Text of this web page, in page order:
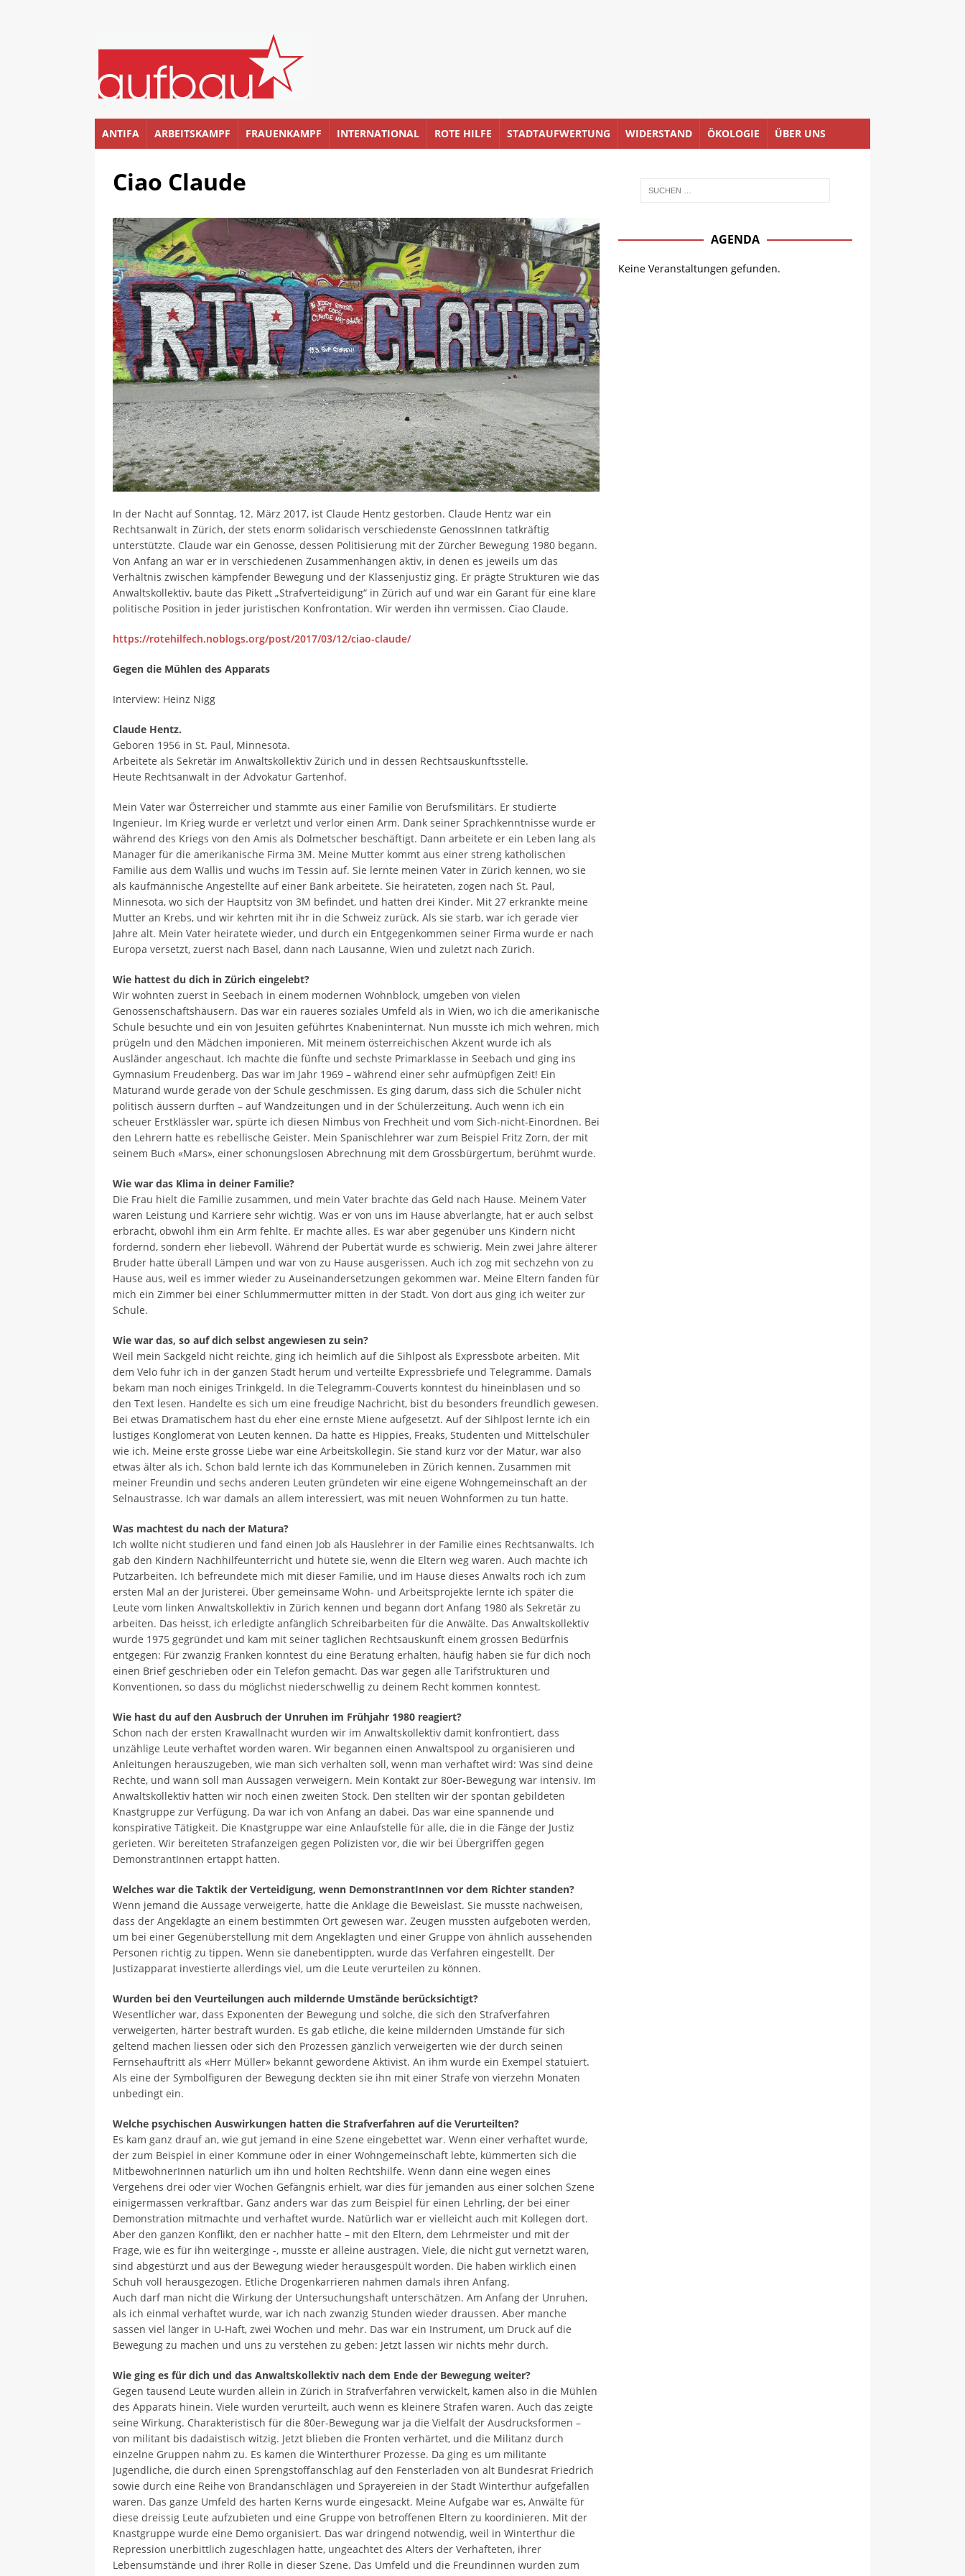
ANTIFA ARBEITSKAMPF FRAUENKAMPF INTERNATIONAL ROTE HILFE STADTAUFWERTUNG WIDERSTAND ÖKOLOGIE ÜBER UNS
Ciao Claude
In der Nacht auf Sonntag, 12. März 2017, ist Claude Hentz gestorben. Claude Hentz war ein
Rechtsanwalt in Zürich, der stets enorm solidarisch verschiedenste GenossInnen tatkräftig
unterstützte. Claude war ein Genosse, dessen Politisierung mit der Zürcher Bewegung 1980 begann.
Von Anfang an war er in verschiedenen Zusammenhängen aktiv, in denen es jeweils um das
Verhältnis zwischen kämpfender Bewegung und der Klassenjustiz ging. Er prägte Strukturen wie das
Anwaltskollektiv, baute das Pikett „Strafverteidigung“ in Zürich auf und war ein Garant für eine klare
politische Position in jeder juristischen Konfrontation. Wir werden ihn vermissen. Ciao Claude.
https://rotehilfech.noblogs.org/post/2017/03/12/ciao-claude/
Gegen die Mühlen des Apparats
Interview: Heinz Nigg
Claude Hentz.
Geboren 1956 in St. Paul, Minnesota.
Arbeitete als Sekretär im Anwaltskollektiv Zürich und in dessen Rechtsauskunftsstelle.
Heute Rechtsanwalt in der Advokatur Gartenhof.
Mein Vater war Österreicher und stammte aus einer Familie von Berufsmilitärs. Er studierte
Ingenieur. Im Krieg wurde er verletzt und verlor einen Arm. Dank seiner Sprachkenntnisse wurde er
während des Kriegs von den Amis als Dolmetscher beschäftigt. Dann arbeitete er ein Leben lang als
Manager für die amerikanische Firma 3M. Meine Mutter kommt aus einer streng katholischen
Familie aus dem Wallis und wuchs im Tessin auf. Sie lernte meinen Vater in Zürich kennen, wo sie
als kaufmännische Angestellte auf einer Bank arbeitete. Sie heirateten, zogen nach St. Paul,
Minnesota, wo sich der Hauptsitz von 3M befindet, und hatten drei Kinder. Mit 27 erkrankte meine
Mutter an Krebs, und wir kehrten mit ihr in die Schweiz zurück. Als sie starb, war ich gerade vier
Jahre alt. Mein Vater heiratete wieder, und durch ein Entgegenkommen seiner Firma wurde er nach
Europa versetzt, zuerst nach Basel, dann nach Lausanne, Wien und zuletzt nach Zürich.
Wie hattest du dich in Zürich eingelebt?
Wir wohnten zuerst in Seebach in einem modernen Wohnblock, umgeben von vielen
Genossenschaftshäusern. Das war ein raueres soziales Umfeld als in Wien, wo ich die amerikanische
Schule besuchte und ein von Jesuiten geführtes Knabeninternat. Nun musste ich mich wehren, mich
prügeln und den Mädchen imponieren. Mit meinem österreichischen Akzent wurde ich als
Ausländer angeschaut. Ich machte die fünfte und sechste Primarklasse in Seebach und ging ins
Gymnasium Freudenberg. Das war im Jahr 1969 – während einer sehr aufmüpfigen Zeit! Ein
Maturand wurde gerade von der Schule geschmissen. Es ging darum, dass sich die Schüler nicht
politisch äussern durften – auf Wandzeitungen und in der Schülerzeitung. Auch wenn ich ein
scheuer Erstklässler war, spürte ich diesen Nimbus von Frechheit und vom Sich-nicht-Einordnen. Bei
den Lehrern hatte es rebellische Geister. Mein Spanischlehrer war zum Beispiel Fritz Zorn, der mit
seinem Buch «Mars», einer schonungslosen Abrechnung mit dem Grossbürgertum, berühmt wurde.
Wie war das Klima in deiner Familie?
Die Frau hielt die Familie zusammen, und mein Vater brachte das Geld nach Hause. Meinem Vater
waren Leistung und Karriere sehr wichtig. Was er von uns im Hause abverlangte, hat er auch selbst
erbracht, obwohl ihm ein Arm fehlte. Er machte alles. Es war aber gegenüber uns Kindern nicht
fordernd, sondern eher liebevoll. Während der Pubertät wurde es schwierig. Mein zwei Jahre älterer
Bruder hatte überall Lämpen und war von zu Hause ausgerissen. Auch ich zog mit sechzehn von zu
Hause aus, weil es immer wieder zu Auseinandersetzungen gekommen war. Meine Eltern fanden für
mich ein Zimmer bei einer Schlummermutter mitten in der Stadt. Von dort aus ging ich weiter zur
Schule.
Wie war das, so auf dich selbst angewiesen zu sein?
Weil mein Sackgeld nicht reichte, ging ich heimlich auf die Sihlpost als Expressbote arbeiten. Mit
dem Velo fuhr ich in der ganzen Stadt herum und verteilte Expressbriefe und Telegramme. Damals
bekam man noch einiges Trinkgeld. In die Telegramm-Couverts konntest du hineinblasen und so
den Text lesen. Handelte es sich um eine freudige Nachricht, bist du besonders freundlich gewesen.
Bei etwas Dramatischem hast du eher eine ernste Miene aufgesetzt. Auf der Sihlpost lernte ich ein
lustiges Konglomerat von Leuten kennen. Da hatte es Hippies, Freaks, Studenten und Mittelschüler
wie ich. Meine erste grosse Liebe war eine Arbeitskollegin. Sie stand kurz vor der Matur, war also
etwas älter als ich. Schon bald lernte ich das Kommuneleben in Zürich kennen. Zusammen mit
meiner Freundin und sechs anderen Leuten gründeten wir eine eigene Wohngemeinschaft an der
Selnaustrasse. Ich war damals an allem interessiert, was mit neuen Wohnformen zu tun hatte.
Was machtest du nach der Matura?
Ich wollte nicht studieren und fand einen Job als Hauslehrer in der Familie eines Rechtsanwalts. Ich
gab den Kindern Nachhilfeunterricht und hütete sie, wenn die Eltern weg waren. Auch machte ich
Putzarbeiten. Ich befreundete mich mit dieser Familie, und im Hause dieses Anwalts roch ich zum
ersten Mal an der Juristerei. Über gemeinsame Wohn- und Arbeitsprojekte lernte ich später die
Leute vom linken Anwaltskollektiv in Zürich kennen und begann dort Anfang 1980 als Sekretär zu
arbeiten. Das heisst, ich erledigte anfänglich Schreibarbeiten für die Anwälte. Das Anwaltskollektiv
wurde 1975 gegründet und kam mit seiner täglichen Rechtsauskunft einem grossen Bedürfnis
entgegen: Für zwanzig Franken konntest du eine Beratung erhalten, häufig haben sie für dich noch
einen Brief geschrieben oder ein Telefon gemacht. Das war gegen alle Tarifstrukturen und
Konventionen, so dass du möglichst niederschwellig zu deinem Recht kommen konntest.
Wie hast du auf den Ausbruch der Unruhen im Frühjahr 1980 reagiert?
Schon nach der ersten Krawallnacht wurden wir im Anwaltskollektiv damit konfrontiert, dass
unzählige Leute verhaftet worden waren. Wir begannen einen Anwaltspool zu organisieren und
Anleitungen herauszugeben, wie man sich verhalten soll, wenn man verhaftet wird: Was sind deine
Rechte, und wann soll man Aussagen verweigern. Mein Kontakt zur 80er-Bewegung war intensiv. Im
Anwaltskollektiv hatten wir noch einen zweiten Stock. Den stellten wir der spontan gebildeten
Knastgruppe zur Verfügung. Da war ich von Anfang an dabei. Das war eine spannende und
konspirative Tätigkeit. Die Knastgruppe war eine Anlaufstelle für alle, die in die Fänge der Justiz
gerieten. Wir bereiteten Strafanzeigen gegen Polizisten vor, die wir bei Übergriffen gegen
DemonstrantInnen ertappt hatten.
Welches war die Taktik der Verteidigung, wenn DemonstrantInnen vor dem Richter standen?
Wenn jemand die Aussage verweigerte, hatte die Anklage die Beweislast. Sie musste nachweisen,
dass der Angeklagte an einem bestimmten Ort gewesen war. Zeugen mussten aufgeboten werden,
um bei einer Gegenüberstellung mit dem Angeklagten und einer Gruppe von ähnlich aussehenden
Personen richtig zu tippen. Wenn sie danebentippten, wurde das Verfahren eingestellt. Der
Justizapparat investierte allerdings viel, um die Leute verurteilen zu können.
Wurden bei den Veurteilungen auch mildernde Umstände berücksichtigt?
Wesentlicher war, dass Exponenten der Bewegung und solche, die sich den Strafverfahren
verweigerten, härter bestraft wurden. Es gab etliche, die keine mildernden Umstände für sich
geltend machen liessen oder sich den Prozessen gänzlich verweigerten wie der durch seinen
Fernsehauftritt als «Herr Müller» bekannt gewordene Aktivist. An ihm wurde ein Exempel statuiert.
Als eine der Symbolfiguren der Bewegung deckten sie ihn mit einer Strafe von vierzehn Monaten
unbedingt ein.
Welche psychischen Auswirkungen hatten die Strafverfahren auf die Verurteilten?
Es kam ganz drauf an, wie gut jemand in eine Szene eingebettet war. Wenn einer verhaftet wurde,
der zum Beispiel in einer Kommune oder in einer Wohngemeinschaft lebte, kümmerten sich die
MitbewohnerInnen natürlich um ihn und holten Rechtshilfe. Wenn dann eine wegen eines
Vergehens drei oder vier Wochen Gefängnis erhielt, war dies für jemanden aus einer solchen Szene
einigermassen verkraftbar. Ganz anders war das zum Beispiel für einen Lehrling, der bei einer
Demonstration mitmachte und verhaftet wurde. Natürlich war er vielleicht auch mit Kollegen dort.
Aber den ganzen Konflikt, den er nachher hatte – mit den Eltern, dem Lehrmeister und mit der
Frage, wie es für ihn weiterginge -, musste er alleine austragen. Viele, die nicht gut vernetzt waren,
sind abgestürzt und aus der Bewegung wieder herausgespült worden. Die haben wirklich einen
Schuh voll herausgezogen. Etliche Drogenkarrieren nahmen damals ihren Anfang.
Auch darf man nicht die Wirkung der Untersuchungshaft unterschätzen. Am Anfang der Unruhen,
als ich einmal verhaftet wurde, war ich nach zwanzig Stunden wieder draussen. Aber manche
sassen viel länger in U-Haft, zwei Wochen und mehr. Das war ein Instrument, um Druck auf die
Bewegung zu machen und uns zu verstehen zu geben: Jetzt lassen wir nichts mehr durch.
Wie ging es für dich und das Anwaltskollektiv nach dem Ende der Bewegung weiter?
Gegen tausend Leute wurden allein in Zürich in Strafverfahren verwickelt, kamen also in die Mühlen
des Apparats hinein. Viele wurden verurteilt, auch wenn es kleinere Strafen waren. Auch das zeigte
seine Wirkung. Charakteristisch für die 80er-Bewegung war ja die Vielfalt der Ausdrucksformen –
von militant bis dadaistisch witzig. Jetzt blieben die Fronten verhärtet, und die Militanz durch
einzelne Gruppen nahm zu. Es kamen die Winterthurer Prozesse. Da ging es um militante
Jugendliche, die durch einen Sprengstoffanschlag auf den Fensterladen von alt Bundesrat Friedrich
sowie durch eine Reihe von Brandanschlägen und Sprayereien in der Stadt Winterthur aufgefallen
waren. Das ganze Umfeld des harten Kerns wurde eingesackt. Meine Aufgabe war es, Anwälte für
diese dreissig Leute aufzubieten und eine Gruppe von betroffenen Eltern zu koordinieren. Mit der
Knastgruppe wurde eine Demo organisiert. Das war dringend notwendig, weil in Winterthur die
Repression unerbittlich zugeschlagen hatte, ungeachtet des Alters der Verhafteten, ihrer
Lebensumstände und ihrer Rolle in dieser Szene. Das Umfeld und die Freundinnen wurden zum
AGENDA
Keine Veranstaltungen gefunden.